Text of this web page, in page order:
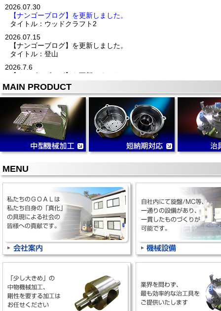
2026.07.30
【ナンゴーブログ】を更新しました。
タイトル：ウッドクラフト2
2026.07.15
【ナンゴーブログ】を更新しました。
タイトル：登山
2026.7.6
【ナンゴーブログ】を更新しました。
タイトル：癒されました(^^)
2026/06/24
◆展示会に出展致します◆
『ものづくりワールド／機械要素技術展』
宇治市6社での合同出展に参加させて頂きます
2026年7月1日(水)～3日(金)
10:00～17:00
東京ビッグサイト
東1ホール E7-44
ブース名：宇治市・宇治商工会議所
2026/06/22
【ナンゴーブログ】を更新しました。
タイトル：海の京都
2026/06/19
【社内整理整頓プロジェクト】更新しました。
タイトル：新！5S活動 ～卒業～(№24)
【ナンゴーブログ】を更新しました。
タイトル：祝30周年
【ナンゴーブログ】を更新しました。
タイトル：年パス
2026/04/30
【ナンゴーブログ】を更新しました。
MAIN PRODUCT
MENU